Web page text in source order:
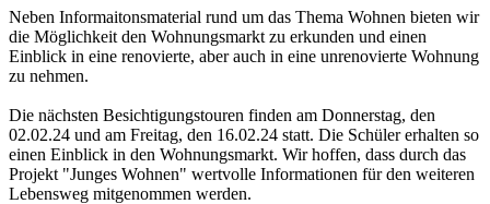
Neben Informaitonsmaterial rund um das Thema Wohnen bieten wir
die Möglichkeit den Wohnungsmarkt zu erkunden und einen
Einblick in eine renovierte, aber auch in eine unrenovierte Wohnung
zu nehmen.
Die nächsten Besichtigungstouren finden am Donnerstag, den
02.02.24 und am Freitag, den 16.02.24 statt. Die Schüler erhalten so
einen Einblick in den Wohnungsmarkt. Wir hoffen, dass durch das
Projekt "Junges Wohnen" wertvolle Informationen für den weiteren
Lebensweg mitgenommen werden.